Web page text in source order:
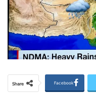
Share Facebook